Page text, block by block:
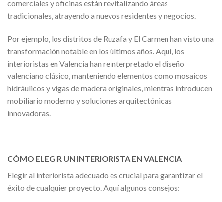
comerciales y oficinas están revitalizando áreas
tradicionales, atrayendo a nuevos residentes y negocios.
Por ejemplo, los distritos de Ruzafa y El Carmen han visto una
transformación notable en los últimos años. Aquí, los
interioristas en Valencia han reinterpretado el diseño
valenciano clásico, manteniendo elementos como mosaicos
hidráulicos y vigas de madera originales, mientras introducen
mobiliario moderno y soluciones arquitectónicas
innovadoras.
CÓMO ELEGIR UN INTERIORISTA EN VALENCIA
Elegir al interiorista adecuado es crucial para garantizar el
éxito de cualquier proyecto. Aquí algunos consejos: